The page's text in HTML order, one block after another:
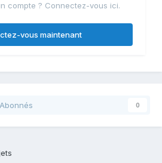
compte ? Connectez-vous ici.
vous maintenant
Abonnés 0